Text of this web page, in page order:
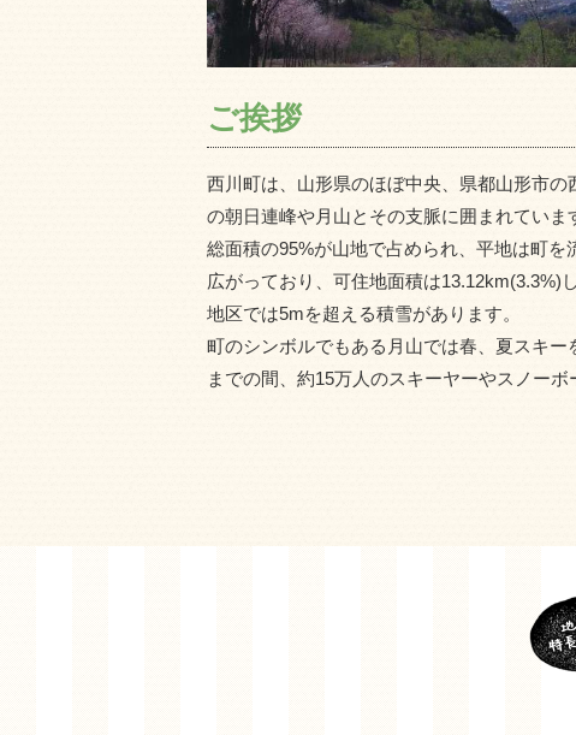
ご挨拶
西川町は、山形県のほぼ中央、県都山形市
の朝日連峰や月山とその支脈に囲まれていま
総面積の95%が山地で占められ、平地は町
広がっており、可住地面積は13.12km(3.3%)
地区では5mを超える積雪があります。
町のシンボルでもある月山では春、夏スキ
までの間、約15万人のスキーヤーやスノーボ